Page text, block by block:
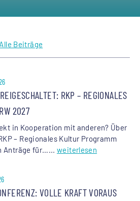
Alle Beiträge
RKP – REGIONALES
2027
in Kooperation mit anderen? Über
– Regionales Kultur Programm
Anträge für…...
weiterlesen
VOLLE KRAFT VORAUS